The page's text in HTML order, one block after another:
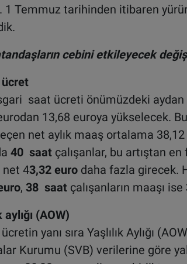
1 Temmuz tarihinden itibaren
cebini etkileyecek
saat ücreti önümüzdeki aydan
13,68 euroya yükselecek.
net aylık maaş ortalama
40 saatçalışanlar, bu artıştan
net 43,32 eurodaha fazla girecek.
, 38 saatçalışanların maaşı ise
aylığı (AOW)
yanı sıra Yaşlılık Aylığı
Kurumu (SVB) verilerine göre